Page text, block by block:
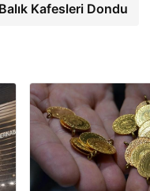
Kafesleri Dondu